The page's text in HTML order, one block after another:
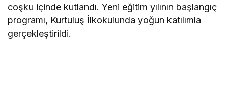
coşku içinde kutlandı. Yeni eğitim yılının başlangıç
programı, Kurtuluş İlkokulunda yoğun katılımla
gerçekleştirildi.